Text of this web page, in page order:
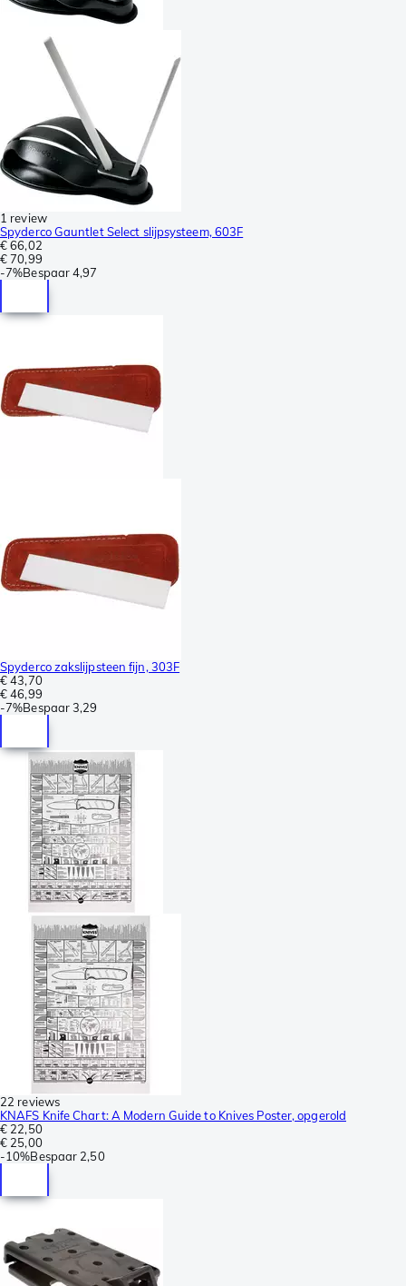
1 review
Spyderco Gauntlet Select slijpsysteem, 603F
€ 66,02
€ 70,99
-7%Bespaar4,97
Spyderco zakslijpsteen fijn, 303F
€ 43,70
€ 46,99
-7%Bespaar3,29
22 reviews
KNAFS Knife Chart: A Modern Guide to Knives Poster, opgerold
€ 22,50
€ 25,00
-10%Bespaar 2,50